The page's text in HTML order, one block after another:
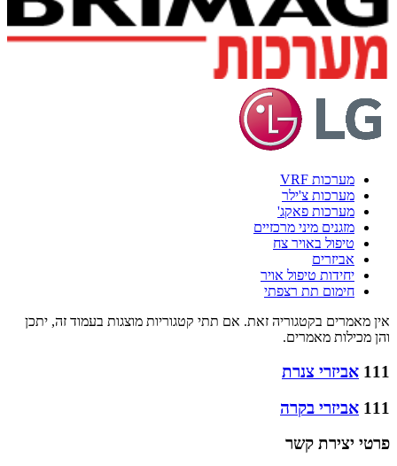
מערכות VRF
מערכות צ'ילר
מערכות פאקג'
מזגנים מיני מרכזיים
טיפול באויר צח
אביזרים
יחידות טיפול אויר
חימום תת רצפתי
אין מאמרים בקטגוריה זאת. אם תתי קטגוריות מוצגות בעמוד זה, יתכן
והן מכילות מאמרים.
111 אביזרי צנרת
111 אביזרי בקרה
פרטי יצירת קשר